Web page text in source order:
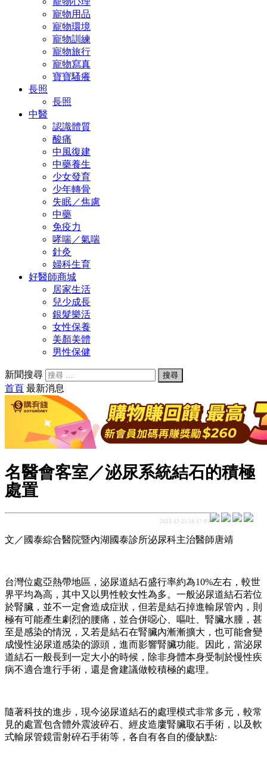
寵物用品
寵物環境
寵物訓練
寵物旅行
寵物寫真
寶寶騷癢
長照
長照
中醫
認識體質
酸痛
中風復建
中藥養生
少女發育
少年轉骨
失眠／焦慮
中藥
免疫力
哮喘／氣喘
針灸
婦科生育
好醫師商城
居家生活
兒少成長
銀髮樂活
女性保養
美顏美體
男性保健
新聞搜尋
首頁 最新消息
名醫會客室／泌尿系統結石的積極
處置
2023-12-25 18:17:05
文／國泰綜合醫院暨內湖國泰診所泌尿科主治醫師唐靖
台灣位處亞熱帶地區，泌尿道結石盛行率約為10%左右，較世
界平均為高，其中又以男性較女性為多。一般泌尿道結石若位
於腎臟，並不一定會造成症狀，但若是結石掉進輸尿管內，則
極有可能產生劇烈的腰痛，並合併噁心、嘔吐、腎臟水腫，甚
至是感染的情況，又若是結石在腎臟內漸漸擴大，也可能會變
成慢性泌尿道感染的源頭，進而影響腎臟功能。因此，當泌尿
道結石一般長到一定大小的時候，除非身體本身受制於慢性疾
病不適合進行手術，還是會建議做較積極的處理。
隨著科技的進步，現今泌尿道結石的處理模式非常多元，較常
見的處置包含體外震波碎石、經皮造廔腎臟取石手術，以及軟
式輸尿管鏡雷射碎石手術等，各自有各自的優缺點: